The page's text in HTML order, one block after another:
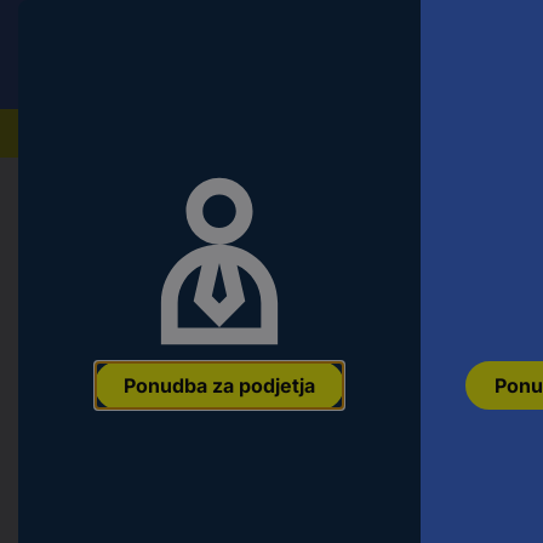
Ponudba za podjetja
Orodje & Delavnica Udarna
Makita F-31838 žeblji za žebljalnike
0088381292399 Koda proizvajalca: Št. izdelka: